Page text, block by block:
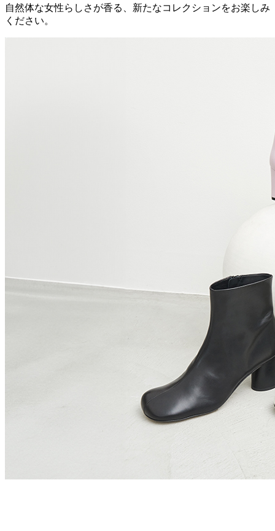
自然体な女性らしさが香る、新たなコレクションをお楽しみ
ください。